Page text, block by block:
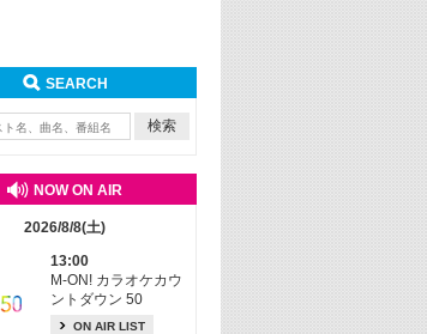
SEARCH
NOW ON AIR
2026/8/8(土)
13:00
M-ON! カラオケカウ
ントダウン 50
ON AIR LIST